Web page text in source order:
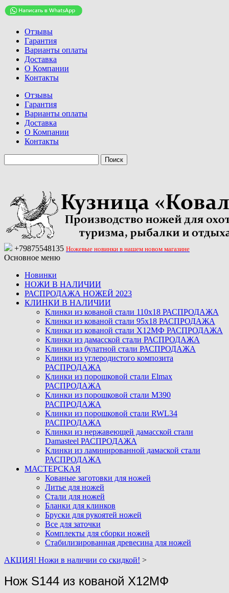
Отзывы
Гарантия
Варианты оплаты
Доставка
О Компании
Контакты
Отзывы
Гарантия
Варианты оплаты
Доставка
О Компании
Контакты
+79875548135 Ножевые новинки в нашем новом магазине
Основное меню
Новинки
НОЖИ В НАЛИЧИИ
РАСПРОДАЖА НОЖЕЙ 2023
КЛИНКИ В НАЛИЧИИ
Клинки из кованой стали 110х18 РАСПРОДАЖА
Клинки из кованой стали 95х18 РАСПРОДАЖА
Клинки из кованой стали Х12МФ РАСПРОДАЖА
Клинки из дамасской стали РАСПРОДАЖА
Клинки из булатной стали РАСПРОДАЖА
Клинки из углеродистого композита
РАСПРОДАЖА
Клинки из порошковой стали Elmax
РАСПРОДАЖА
Клинки из порошковой стали M390
РАСПРОДАЖА
Клинки из порошковой стали RWL34
РАСПРОДАЖА
Клинки из нержавеющей дамасской стали
Damasteel РАСПРОДАЖА
Клинки из ламинированной дамаской стали
РАСПРОДАЖА
МАСТЕРСКАЯ
Кованые заготовки для ножей
Литье для ножей
Стали для ножей
Бланки для клинков
Бруски для рукоятей ножей
Все для заточки
Комплекты для сборки ножей
Стабилизированная древесина для ножей
АКЦИЯ! Ножи в наличии со скидкой! >
Нож S144 из кованой Х12МФ